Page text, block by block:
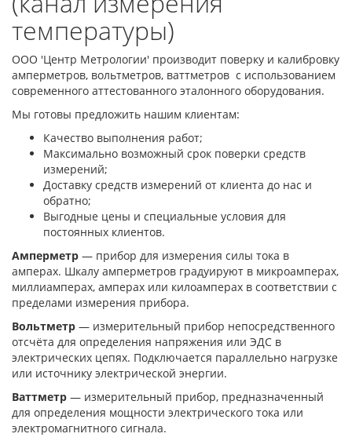
температуры)
ООО 'Центр Метрологии' производит поверку и калибровку
амперметров, вольтметров, ваттметров с использованием
современного аттестованного эталонного оборудования.
Мы готовы предложить нашим клиентам:
Качество выполнения работ;
Максимально возможный срок поверки средств
измерений;
Доставку средств измерений от клиента до нас и
обратно;
Выгодные цены и специальные условия для
постоянных клиентов.
Амперметр — прибор для измерения силы тока в
амперах. Шкалу амперметров градуируют в микроамперах,
миллиамперах, амперах или килоамперах в соответствии с
пределами измерения прибора.
Вольтметр — измерительный прибор непосредственного
отсчёта для определения напряжения или ЭДС в
электрических цепях. Подключается параллельно нагрузке
или источнику электрической энергии.
Ваттметр — измерительный прибор, предназначенный
для определения мощности электрического тока или
электромагнитного сигнала.